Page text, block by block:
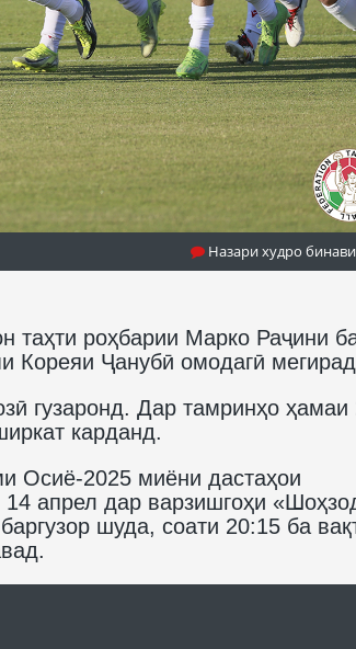
Назари худро
таҳти роҳбарии Марко Раҷини
Кореяи Ҷанубӣ омодагӣ
гузаронд. Дар тамринҳо ҳамаи
карданд.
Осиё-2025 миёни дастаҳои
апрел дар варзишгоҳи
шуда, соати 20:15 ба